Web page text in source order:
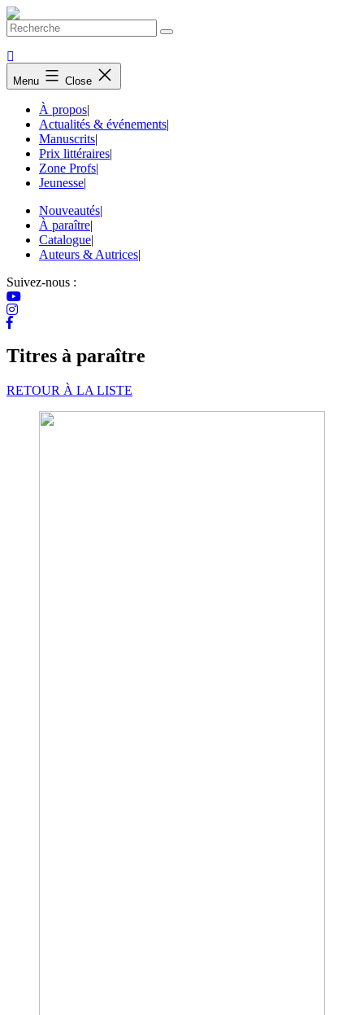
Skip
to
Menu Close
À propos|
Actualités & événements|
Manuscrits|
Prix littéraires|
Zone Profs|
Jeunesse|
Nouveautés|
À paraître|
Catalogue|
Auteurs & Autrices|
Suivez-nous :
Titres à paraître
RETOUR À LA LISTE